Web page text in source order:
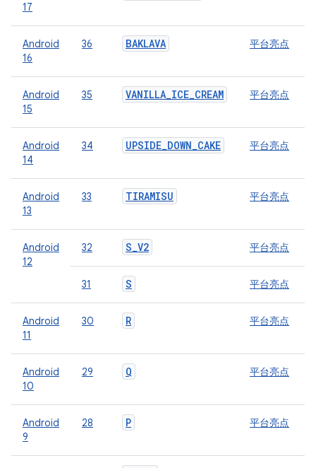
17
Android
16
36 BAKLAVA 平台亮点
Android
15
35 VANILLA_ICE_CREAM 平台亮点
Android
14
34 UPSIDE_DOWN_CAKE 平台亮点
Android
13
33 TIRAMISU 平台亮点
Android
12
32 S_V2 平台亮点
31 S 平台亮点
Android
11
30 R 平台亮点
Android
10
29 Q 平台亮点
Android
9
28 P 平台亮点